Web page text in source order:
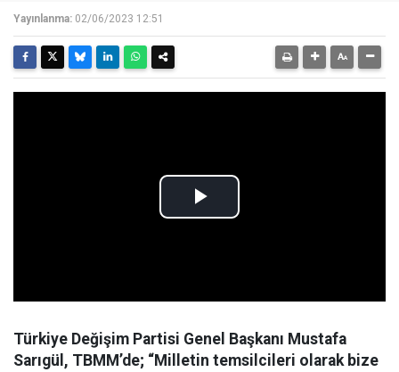
Yayınlanma: 02/06/2023 12:51
Türkiye Değişim Partisi Genel Başkanı Mustafa
Sarıgül, TBMM’de; “Milletin temsilcileri olarak bize